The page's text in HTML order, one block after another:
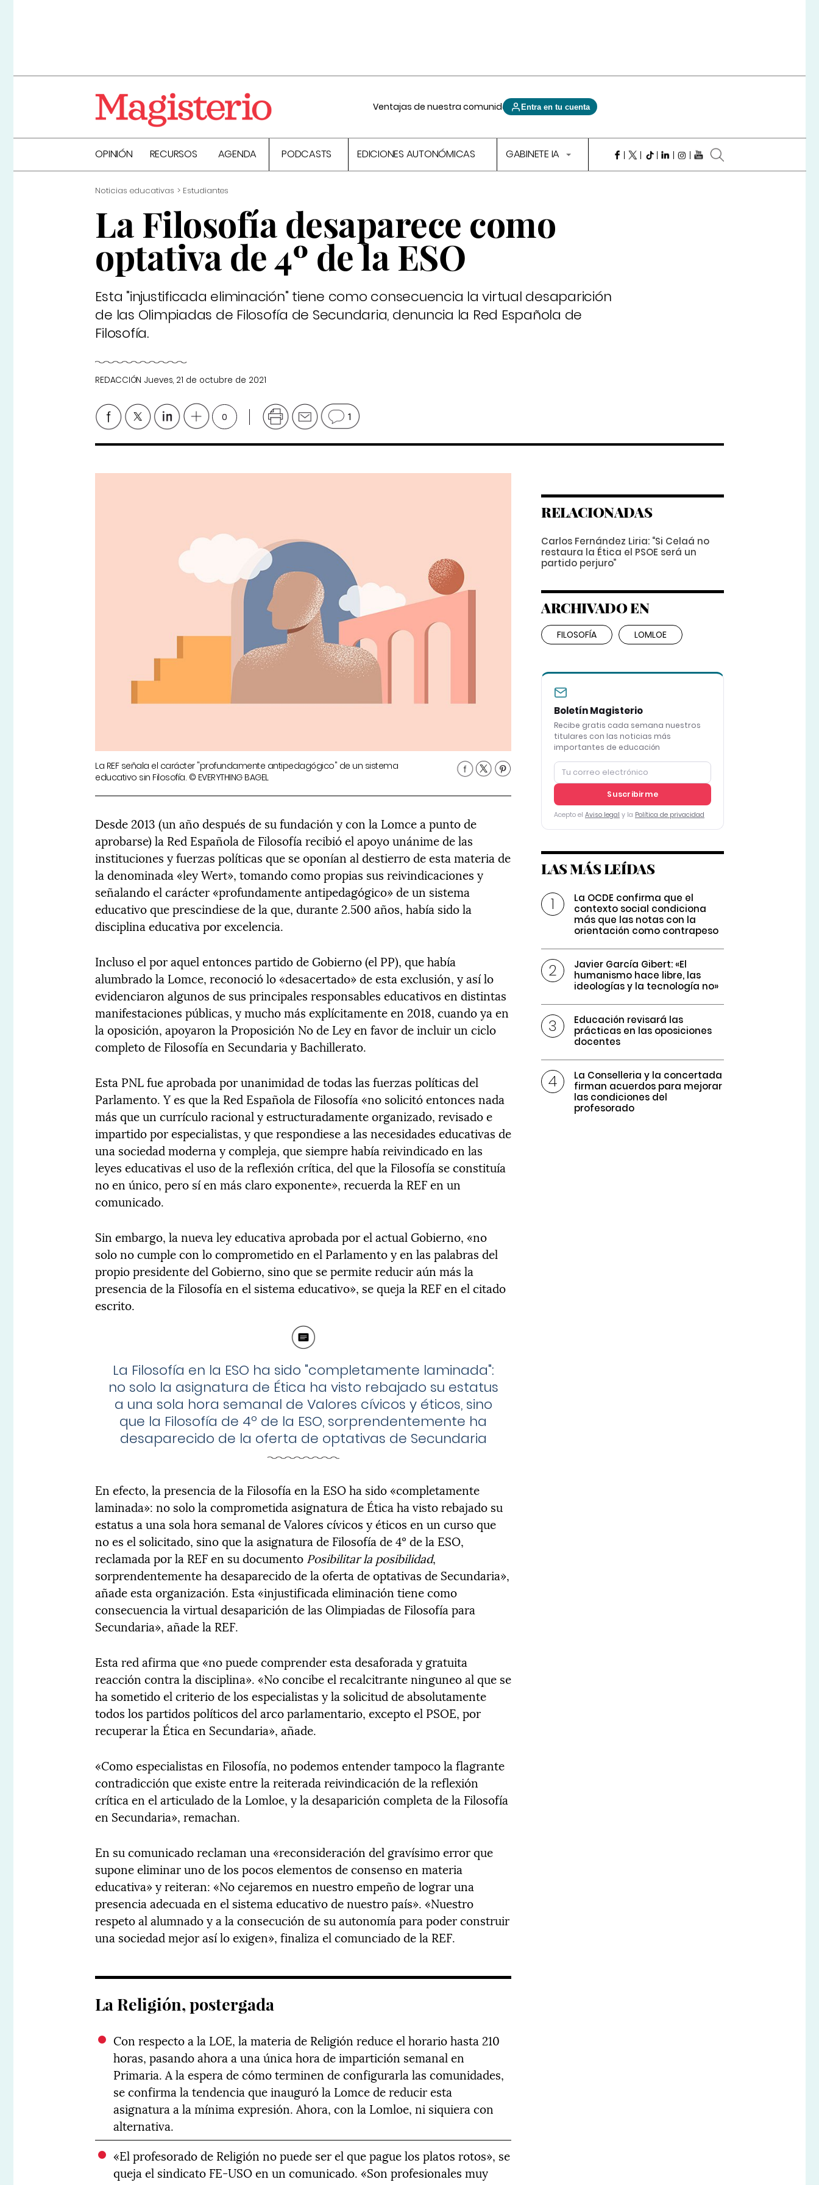
Ventajas de nuestra comunidad Entra en tu cuenta
OPINIÓN RECURSOS AGENDA PODCASTS EDICIONES AUTONÓMICAS GABINETE IA
Noticias educativas Estudiantes
La Filosofía desaparece como
optativa de 4º de la ESO
Esta "injustificada eliminación" tiene como consecuencia la virtual desaparición
de las Olimpiadas de Filosofía de Secundaria, denuncia la Red Española de
Filosofía.
REDACCIÓN Jueves, 21 de octubre de 2021
0 1
La REF señala el carácter "profundamente antipedagógico" de un sistema
educativo sin Filosofía. © EVERYTHING BAGEL
Desde 2013 (un año después de su fundación y con la Lomce a punto de
aprobarse) la Red Española de Filosofía recibió el apoyo unánime de las
instituciones y fuerzas políticas que se oponían al destierro de esta materia de
la denominada «ley Wert», tomando como propias sus reivindicaciones y
señalando el carácter «profundamente antipedagógico» de un sistema
educativo que prescindiese de la que, durante 2.500 años, había sido la
disciplina educativa por excelencia.
Incluso el por aquel entonces partido de Gobierno (el PP), que había
alumbrado la Lomce, reconoció lo «desacertado» de esta exclusión, y así lo
evidenciaron algunos de sus principales responsables educativos en distintas
manifestaciones públicas, y mucho más explícitamente en 2018, cuando ya en
la oposición, apoyaron la Proposición No de Ley en favor de incluir un ciclo
completo de Filosofía en Secundaria y Bachillerato.
Esta PNL fue aprobada por unanimidad de todas las fuerzas políticas del
Parlamento. Y es que la Red Española de Filosofía «no solicitó entonces nada
más que un currículo racional y estructuradamente organizado, revisado e
impartido por especialistas, y que respondiese a las necesidades educativas de
una sociedad moderna y compleja, que siempre había reivindicado en las
leyes educativas el uso de la reflexión crítica, del que la Filosofía se constituía
no en único, pero sí en más claro exponente», recuerda la REF en un
comunicado.
Sin embargo, la nueva ley educativa aprobada por el actual Gobierno, «no
solo no cumple con lo comprometido en el Parlamento y en las palabras del
propio presidente del Gobierno, sino que se permite reducir aún más la
presencia de la Filosofía en el sistema educativo», se queja la REF en el citado
escrito.
La Filosofía en la ESO ha sido "completamente laminada":
no solo la asignatura de Ética ha visto rebajado su estatus
a una sola hora semanal de Valores cívicos y éticos, sino
que la Filosofía de 4º de la ESO, sorprendentemente ha
desaparecido de la oferta de optativas de Secundaria
En efecto, la presencia de la Filosofía en la ESO ha sido «completamente
laminada»: no solo la comprometida asignatura de Ética ha visto rebajado su
estatus a una sola hora semanal de Valores cívicos y éticos en un curso que
no es el solicitado, sino que la asignatura de Filosofía de 4º de la ESO,
reclamada por la REF en su documento Posibilitar la posibilidad,
sorprendentemente ha desaparecido de la oferta de optativas de Secundaria»,
añade esta organización. Esta «injustificada eliminación tiene como
consecuencia la virtual desaparición de las Olimpiadas de Filosofía para
Secundaria», añade la REF.
Esta red afirma que «no puede comprender esta desaforada y gratuita
reacción contra la disciplina». «No concibe el recalcitrante ninguneo al que se
ha sometido el criterio de los especialistas y la solicitud de absolutamente
todos los partidos políticos del arco parlamentario, excepto el PSOE, por
recuperar la Ética en Secundaria», añade.
«Como especialistas en Filosofía, no podemos entender tampoco la flagrante
contradicción que existe entre la reiterada reivindicación de la reflexión
crítica en el articulado de la Lomloe, y la desaparición completa de la Filosofía
en Secundaria», remachan.
En su comunicado reclaman una «reconsideración del gravísimo error que
supone eliminar uno de los pocos elementos de consenso en materia
educativa» y reiteran: «No cejaremos en nuestro empeño de lograr una
presencia adecuada en el sistema educativo de nuestro país». «Nuestro
respeto al alumnado y a la consecución de su autonomía para poder construir
una sociedad mejor así lo exigen», finaliza el comunciado de la REF.
La Religión, postergada
Con respecto a la LOE, la materia de Religión reduce el horario hasta 210
horas, pasando ahora a una única hora de impartición semanal en
Primaria. A la espera de cómo terminen de configurarla las comunidades,
se confirma la tendencia que inauguró la Lomce de reducir esta
asignatura a la mínima expresión. Ahora, con la Lomloe, ni siquiera con
alternativa.
«El profesorado de Religión no puede ser el que pague los platos rotos», se
queja el sindicato FE-USO en un comunicado. «Son profesionales muy
RELACIONADAS
Carlos Fernández Liria: “Si Celaá no
restaura la Ética el PSOE será un
partido perjuro”
ARCHIVADO EN
FILOSOFÍA LOMLOE
Boletín Magisterio
Recibe gratis cada semana nuestros
titulares con las noticias más
importantes de educación
Suscribirme
Acepto el Aviso legal y la Política de privacidad
LAS MÁS LEÍDAS
La OCDE confirma que el
contexto social condiciona
más que las notas con la
orientación como contrapeso
Javier García Gibert: «El
humanismo hace libre, las
ideologías y la tecnología no»
Educación revisará las
prácticas en las oposiciones
docentes
La Conselleria y la concertada
firman acuerdos para mejorar
las condiciones del
profesorado